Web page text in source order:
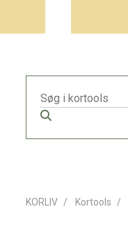
KORLIV Kortools